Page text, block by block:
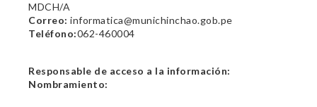
MDCH/A
Correo: informatica@munichinchao.gob.pe
Teléfono:062-460004
Responsable de acceso a la información:
Nombramiento: